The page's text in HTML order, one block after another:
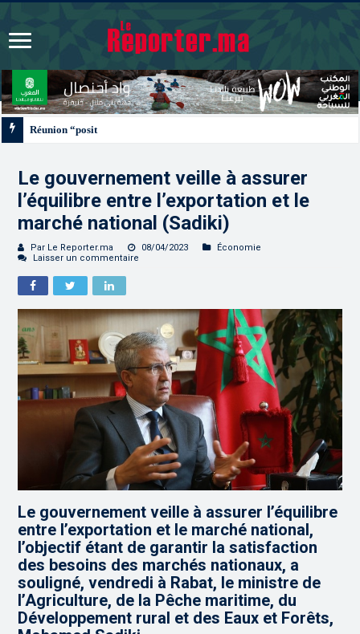
Le gouvernement veille à assurer
l’équilibre entre l’exportation et le
marché national (Sadiki)
Par Le Reporter.ma 08/04/2023
Économie
Laisser un commentaire
Le gouvernement veille à assurer l’équilibre
entre l’exportation et le marché national,
l’objectif étant de garantir la satisfaction
des besoins des marchés nationaux, a
souligné, vendredi à Rabat, le ministre de
l’Agriculture, de la Pêche maritime, du
Développement rural et des Eaux et Forêts,